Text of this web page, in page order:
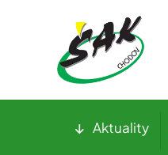
Aktuality